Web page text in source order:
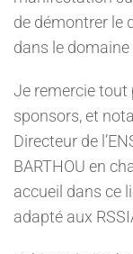
de démontrer le
dans le
Je remercie tout
sponsors, et
Directeur de
BARTHOU en
accueil dans ce
adapté aux